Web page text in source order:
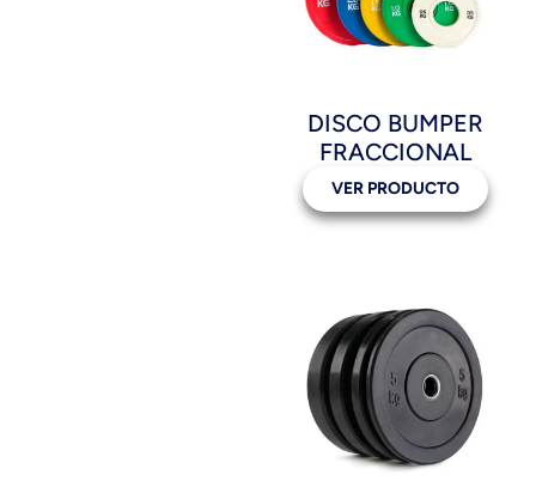
DISCO BUMPER
FRACCIONAL
VER PRODUCTO